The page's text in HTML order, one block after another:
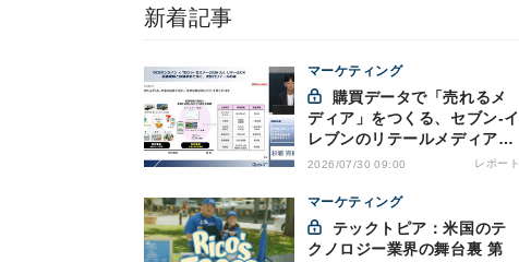
新着記事
マーケティング
ディア」をつくる、セブン-イ
レブンのリテールメディア戦
略
2026/07/30 09:00 レポート
マーケティング
クノロジー業界の舞台裏 第